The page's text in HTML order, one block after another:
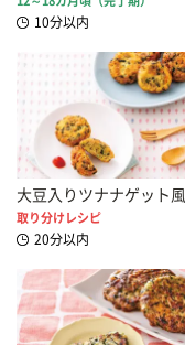
10分以内
大豆入りツナナゲット風
取り分けレシピ
20分以内